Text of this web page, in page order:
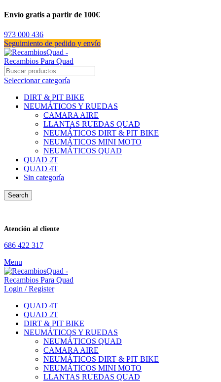
Envío gratis a partir de 100€
973 000 436
Seguimiento de pedido y envío
Seleccionar categoría
DIRT & PIT BIKE
NEUMÁTICOS Y RUEDAS
CAMARA AIRE
LLANTAS RUEDAS QUAD
NEUMÁTICOS DIRT & PIT BIKE
NEUMÁTICOS MINI MOTO
NEUMÁTICOS QUAD
QUAD 2T
QUAD 4T
Sin categoría
Search
Atención al cliente
686 422 317
Menu
Login / Register
QUAD 4T
QUAD 2T
DIRT & PIT BIKE
NEUMÁTICOS Y RUEDAS
NEUMÁTICOS QUAD
CAMARA AIRE
NEUMÁTICOS DIRT & PIT BIKE
NEUMÁTICOS MINI MOTO
LLANTAS RUEDAS QUAD